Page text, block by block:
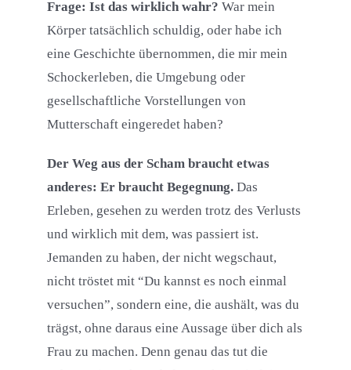
Frage: Ist das wirklich wahr? War mein
Körper tatsächlich schuldig, oder habe ich
eine Geschichte übernommen, die mir mein
Schockerleben, die Umgebung oder
gesellschaftliche Vorstellungen von
Mutterschaft eingeredet haben?
Der Weg aus der Scham braucht etwas
anderes: Er braucht Begegnung.Das
Erleben, gesehen zu werden trotz des Verlusts
und wirklich mit dem, was passiert ist.
Jemanden zu haben, der nicht wegschaut,
nicht tröstet mit “Du kannst es noch einmal
versuchen”, sondern eine, die aushält, was du
trägst, ohne daraus eine Aussage über dich als
Frau zu machen. Denn genau das tut die